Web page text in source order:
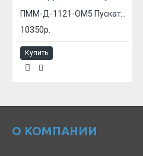
ПММ-Д-1121-ОМ5 Пускатель
10350р.
Купить
О КОМПАНИИ